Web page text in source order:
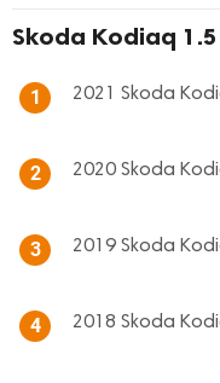
Skoda Kodiaq 1.5
1 2021 Skoda
2 2020 Skoda
3 2019 Skoda
4 2018 Skoda